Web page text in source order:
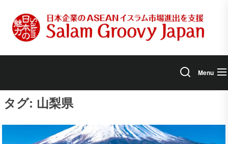
content
Menu
タグ: 山梨県